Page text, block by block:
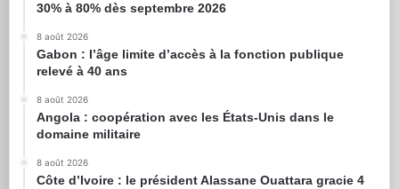
30% à 80% dès septembre 2026
8 août 2026
Gabon : l’âge limite d’accès à la fonction publique
relevé à 40 ans
8 août 2026
Angola : coopération avec les États-Unis dans le
domaine militaire
8 août 2026
Côte d’Ivoire : le président Alassane Ouattara gracie 4